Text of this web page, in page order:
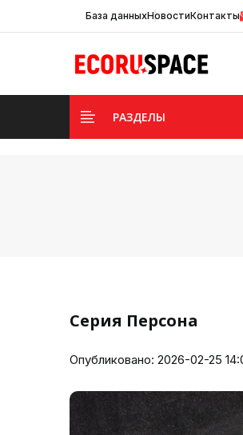
База данныхНовостиКонтакты
РАЗДЕЛЫ
Серия Персона
Опубликовано: 2026-02-25